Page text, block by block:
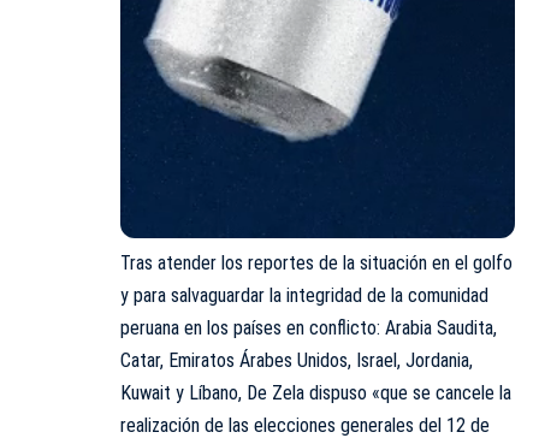
Tras atender los reportes de la situación en el golfo
y para salvaguardar la integridad de la comunidad
peruana en los países en conflicto: Arabia Saudita,
Catar, Emiratos Árabes Unidos, Israel, Jordania,
Kuwait y Líbano, De Zela dispuso «que se cancele la
realización de las elecciones generales del 12 de